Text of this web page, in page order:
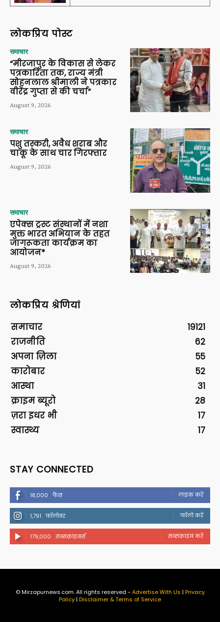
लोकप्रिय पोस्ट
समाचार
“मीरजापुर के विकास से लेकर
पत्रकारिता तक, राज्य मंत्री
सोहनलाल श्रीमाली ने पत्रकार
वीरेंद्र गुप्ता से की चर्चा”
August 9, 2026
समाचार
पशु तस्करी, अवैध शराब और
चाकू के साथ चार गिरफ्तार
August 9, 2026
समाचार
एपेक्स ट्रस्ट संस्थानों में नशा
मुक्त भारत अभियान के तहत
जागरूकता कार्यक्रम का
आयोजन*
August 9, 2026
लोकप्रिय श्रेणियां
समाचार
19121
राजनीति
62
अपना ज़िला
55
कारोबार
52
आस्था
31
क्राइम ब्यूरो
28
ज़रा इधर भी
17
स्वास्थ्य
17
STAY CONNECTED
18,000 फैंस लाइक करें
1,791 फॉलोवर फॉलो करें
179,000 सब्सक्राइबर्स सब्सक्राइब करें
© Mirzapurnews.com. All rights reserved - Advertise With Us | Privacy
Policy| Disclaimer & Terms of Service